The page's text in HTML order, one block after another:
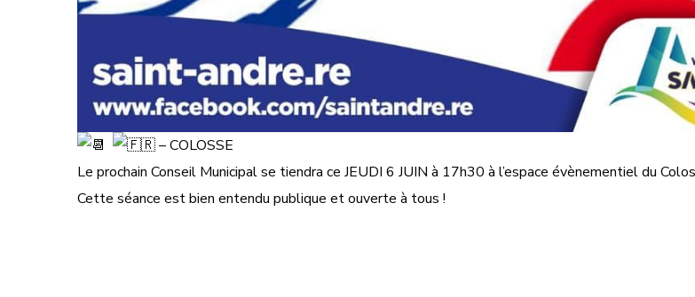
– COLOSSE
Le prochain Conseil Municipal se tiendra ce JEUDI 6 JUIN à 17h30 à l’espace évènementiel du
Cette séance est bien entendu publique et ouverte à tous !